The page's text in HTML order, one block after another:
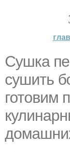
Сушка
сушить
готовим